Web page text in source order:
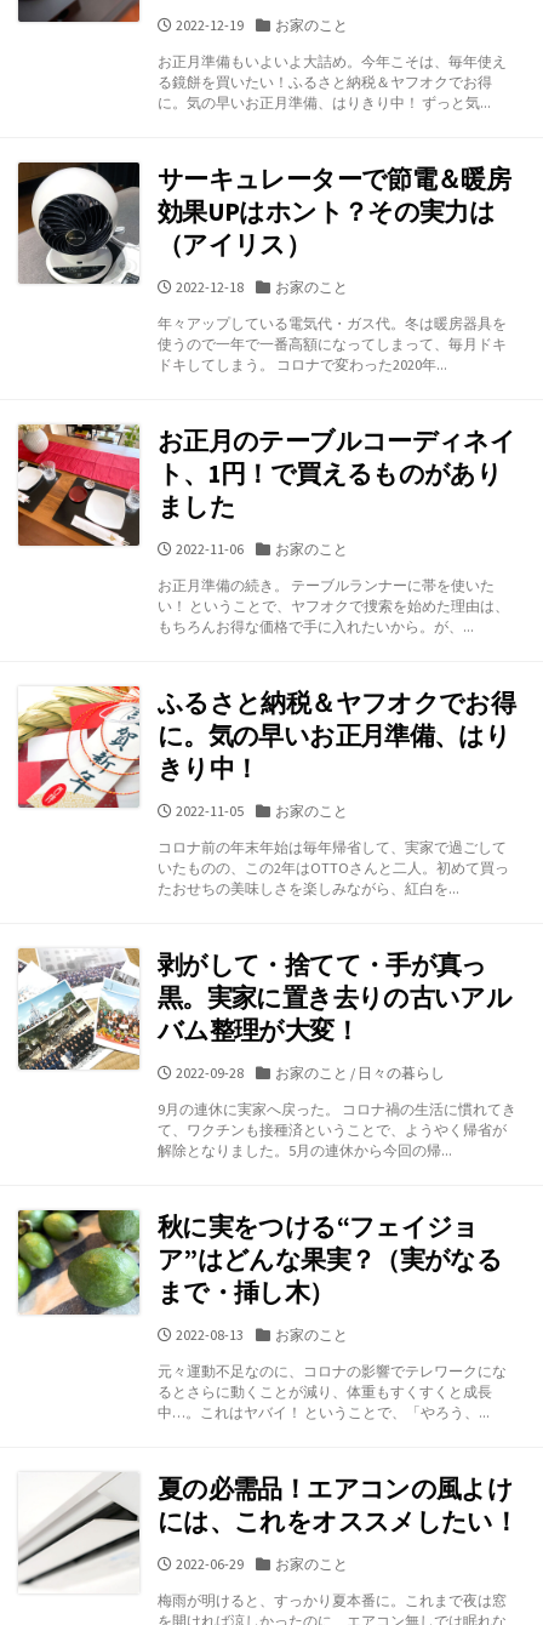
公
日
2022-12-19
カ
ゴ
リ
ー
お家のこと
お正月準備もいよいよ大詰め。今年こそは、毎年使え
る鏡餅を買いたい！ふるさと納税＆ヤフオクでお得
に。気の早いお正月準備、はりきり中！ ずっと気...
サーキュレーターで節電＆暖房
効果UPはホント？その実力は
（アイリス）
公
日
2022-12-18
カ
ゴ
リ
ー
お家のこと
年々アップしている電気代・ガス代。冬は暖房器具を
使うので一年で一番高額になってしまって、毎月ドキ
ドキしてしまう。 コロナで変わった2020年...
お正月のテーブルコーディネイ
ト、1円！で買えるものがあり
ました
公
日
2022-11-06
カ
ゴ
リ
ー
お家のこと
お正月準備の続き。 テーブルランナーに帯を使いた
い！ ということで、ヤフオクで捜索を始めた理由は、
もちろんお得な価格で手に入れたいから。が、...
ふるさと納税＆ヤフオクでお得
に。気の早いお正月準備、はり
きり中！
公
日
2022-11-05
カ
ゴ
リ
ー
お家のこと
コロナ前の年末年始は毎年帰省して、実家で過ごして
いたものの、この2年はOTTOさんと二人。初めて買っ
たおせちの美味しさを楽しみながら、紅白を...
剥がして・捨てて・手が真っ
黒。実家に置き去りの古いアル
バム整理が大変！
公
日
2022-09-28
カ
ゴ
リ
ー
お家のこと / 日々の暮らし
9月の連休に実家へ戻った。 コロナ禍の生活に慣れてき
て、ワクチンも接種済ということで、ようやく帰省が
解除となりました。5月の連休から今回の帰...
秋に実をつける“フェイジョ
ア”はどんな果実？（実がなる
まで・挿し木）
公
日
2022-08-13
カ
ゴ
リ
ー
お家のこと
元々運動不足なのに、コロナの影響でテレワークにな
るとさらに動くことが減り、体重もすくすくと成長
中…。これはヤバイ！ ということで、「やろう、...
夏の必需品！エアコンの風よけ
には、これをオススメしたい！
公
日
2022-06-29
カ
ゴ
お家のこと
梅雨が明けると、すっかり夏本番に。これまで夜は窓
を開ければ涼しかったのに、エアコン無しでは眠れな